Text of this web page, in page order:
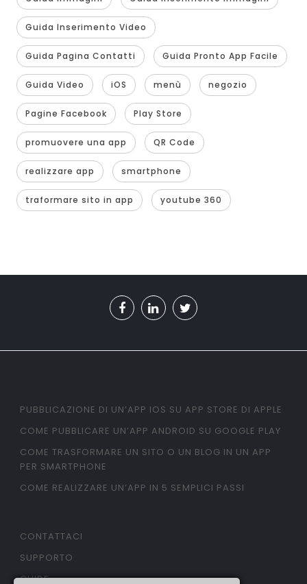
Guida Inserimento Video
Guida Pagina Contatti Guida Pronto App Facile
Guida Video iOS menù negozio
Pagine Facebook Play Store
promuovere una app QR Code
realizzare app smartphone
traformare sito in app youtube 360
PUBBLICAZIONE DI UN’APP IOS SU APP STORE DI APPLE
COME PUBBLICARE UN’APP ANDROID SU GOOGLE PLAY
COME TRASFORMARE UN SITO O UN BLOG IN UN APP
PER SMARTPHONE
COME REALIZZARE UN’APP IN 5 SEMPLICI PASSI
CONTATTACI
SUPPORTO
GUIDE